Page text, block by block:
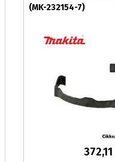
(MK-232154-7)
372,11